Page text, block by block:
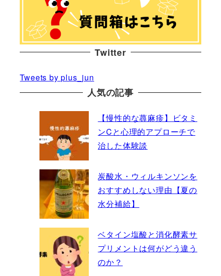
Twitter
Tweets by plus_jun
人気の記事
【慢性的な蕁麻疹】ビタミ
ンCと心理的アプローチで
治した体験談
炭酸水・ウィルキンソンを
おすすめしない理由【夏の
水分補給】
ベタイン塩酸と消化酵素サ
プリメントは何がどう違う
のか？